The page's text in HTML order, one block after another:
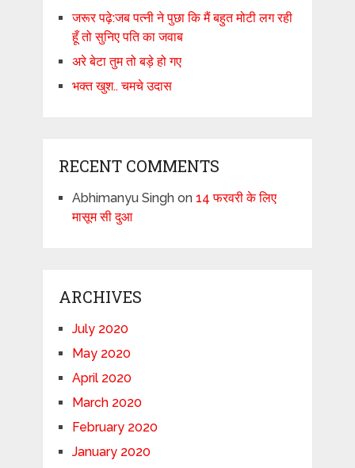
जरूर पढ़े:जब पत्नी ने पुछा कि मैं बहुत मोटी लग रही
हूँ तो सुनिए पति का जवाब
अरे बेटा तुम तो बड़े हो गए
भक्त खुश.. चमचे उदास
RECENT COMMENTS
Abhimanyu Singhon 14 फरवरी के लिए
मासूम सी दुआ
ARCHIVES
July 2020
May 2020
April 2020
March 2020
February 2020
January 2020